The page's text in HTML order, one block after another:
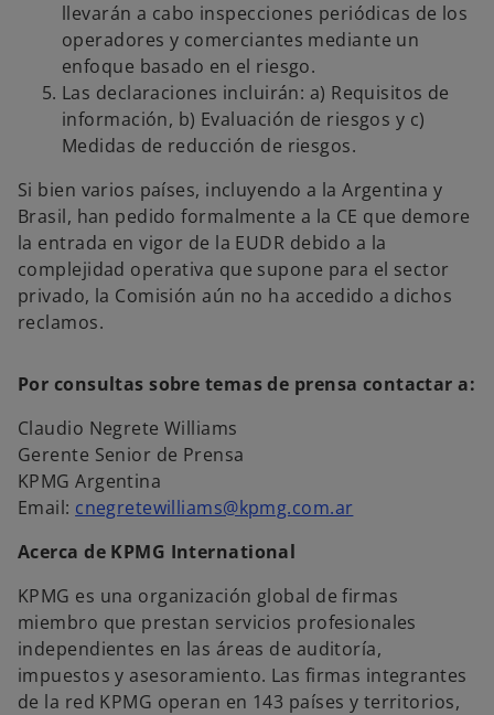
llevarán a cabo inspecciones periódicas de los
operadores y comerciantes mediante un
enfoque basado en el riesgo.
Las declaraciones incluirán: a) Requisitos de
información, b) Evaluación de riesgos y c)
Medidas de reducción de riesgos.
Si bien varios países, incluyendo a la Argentina y
Brasil, han pedido formalmente a la CE que demore
la entrada en vigor de la EUDR debido a la
complejidad operativa que supone para el sector
privado, la Comisión aún no ha accedido a dichos
reclamos.
Por consultas sobre temas de prensa contactar a:
Claudio Negrete Williams
Gerente Senior de Prensa
KPMG Argentina
Email: cnegretewilliams@kpmg.com.ar
Acerca de KPMG International
KPMG es una organización global de firmas
miembro que prestan servicios profesionales
independientes en las áreas de auditoría,
impuestos y asesoramiento. Las firmas integrantes
de la red KPMG operan en 143 países y territorios,